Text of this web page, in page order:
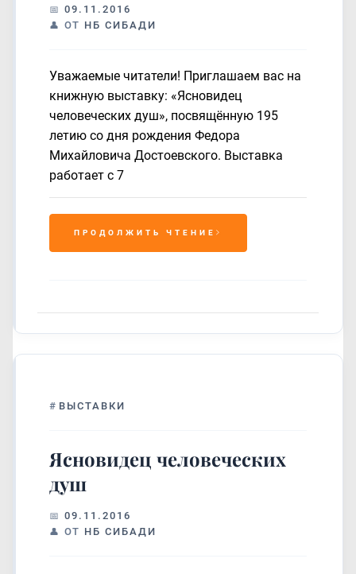
09.11.2016
ОТ НБ СИБАДИ
Уважаемые читатели! Приглашаем вас на
книжную выставку: «Ясновидец
человеческих душ», посвящённую 195
летию со дня рождения Федора
Михайловича Достоевского. Выставка
работает с 7
ПРОДОЛЖИТЬ ЧТЕНИЕ
# ВЫСТАВКИ
Ясновидец человеческих
душ
09.11.2016
ОТ НБ СИБАДИ